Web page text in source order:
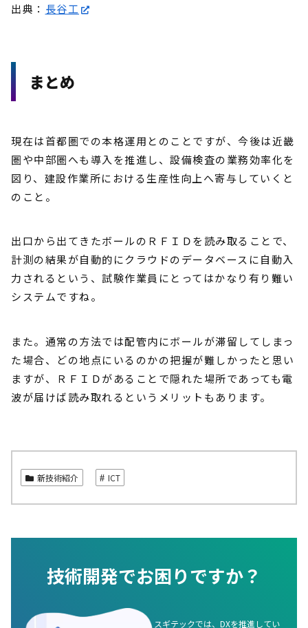
出典： 長谷工
まとめ
現在は首都圏での本格運用とのことですが、今後は近畿
圏や中部圏へも導入を推進し、設備検査の業務効率化を
図り、建設作業所における生産性向上へ寄与していくと
のこと。
出口から出てきたボールのＲＦＩＤを読み取ることで、
計測の結果が自動的にクラウドのデータベースに自動入
力されるという、試験作業員にとってはかなり有り難い
システムですね。
また。通常の方法では配管内にボールが滞留してしまっ
た場合、どの地点にいるのかの把握が難しかったと思い
ますが、ＲＦＩＤがあることで隠れた場所であっても電
波が届けば読み取れるというメリットもあります。
新技術紹介 ICT
技術開発でお困りですか？
スギテックでは、DXを推進してい